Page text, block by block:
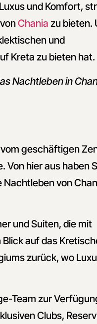
und Komfort,
Chania zu bieten.
und
Kreta zu bieten hat.
Nachtleben in
geschäftigen
Von hier aus haben
von
und Suiten, die mit
auf das
zurück, wo
Team zur
Clubs,